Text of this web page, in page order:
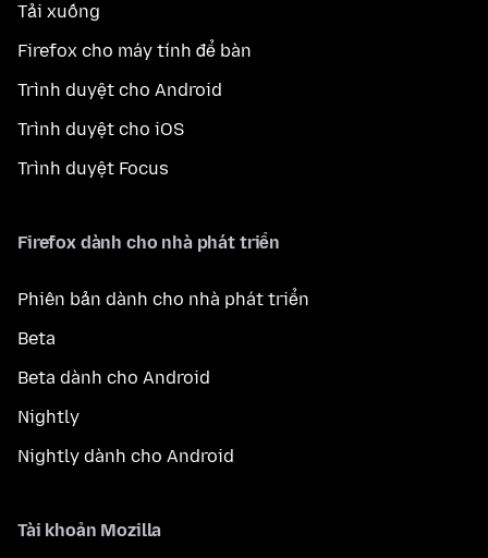
Tải xuống
Firefox cho máy tính để bàn
Trình duyệt cho Android
Trình duyệt cho iOS
Trình duyệt Focus
Firefox dành cho nhà phát triển
Phiên bản dành cho nhà phát triển
Beta
Beta dành cho Android
Nightly
Nightly dành cho Android
Tài khoản Mozilla